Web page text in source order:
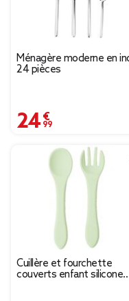
Ménagère moderne en
24 pièces
24,99 €
Cuillère et fourchette
couverts enfant silicone